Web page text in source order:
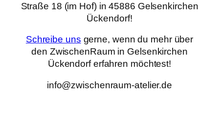
Straße 18 (im Hof) in 45886 Gelsenkirchen
Ückendorf!
Schreibe uns gerne, wenn du mehr über
den ZwischenRaum in Gelsenkirchen
Ückendorf erfahren möchtest!
info@zwischenraum-atelier.de